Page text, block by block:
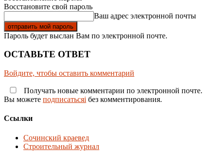
Восстановите свой пароль
Ваш адрес электронной почты
Пароль будет выслан Вам по электронной почте.
ОСТАВЬТЕ ОТВЕТ
Войдите, чтобы оставить комментарий
Получать новые комментарии по электронной почте.
Вы можете подписатьсяi без комментирования.
Ссылки
Сочинский краевед
Строительный журнал